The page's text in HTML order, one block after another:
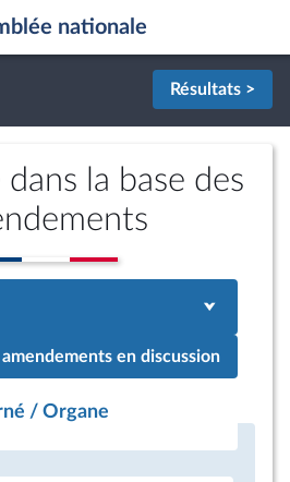
nationale
Résultats >
dans la base des
en discussion
/ Organe